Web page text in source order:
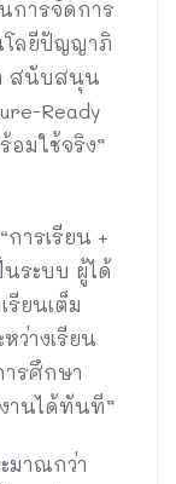
การจัดการ
โลยีปัญญาภิ
สนับสนุน
Ready
มใช้จริง”
ารเรียน +
นระบบ ผู้ได้
ยนเต็ม
ว่างเรียน
รศึกษา
านได้ทันที”
มาณกว่า